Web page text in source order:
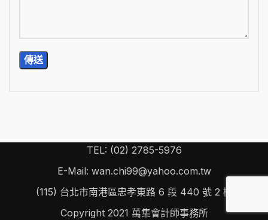
TEL: (02) 2785-5976
E-Mail: wan.chi99@yahoo.com.tw
(115) 台北市南港區忠孝東路 6 段 440 號 2 樓
Copyright 2021 萬集會計師事務所